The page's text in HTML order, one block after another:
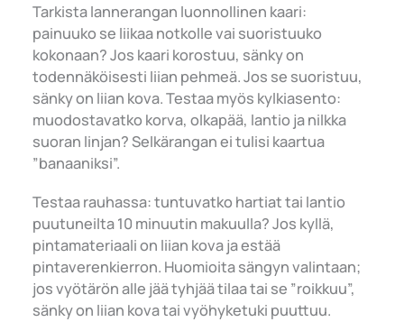
Tarkista lannerangan luonnollinen kaari:
painuuko se liikaa notkolle vai suoristuuko
kokonaan? Jos kaari korostuu, sänky on
todennäköisesti liian pehmeä. Jos se suoristuu,
sänky on liian kova. Testaa myös kylkiasento:
muodostavatko korva, olkapää, lantio ja nilkka
suoran linjan? Selkärangan ei tulisi kaartua
”banaaniksi”.
Testaa rauhassa: tuntuvatko hartiat tai lantio
puutuneilta 10 minuutin makuulla? Jos kyllä,
pintamateriaali on liian kova ja estää
pintaverenkierron. Huomioita sängyn valintaan;
jos vyötärön alle jää tyhjää tilaa tai se ”roikkuu”,
sänky on liian kova tai vyöhyketuki puuttuu.